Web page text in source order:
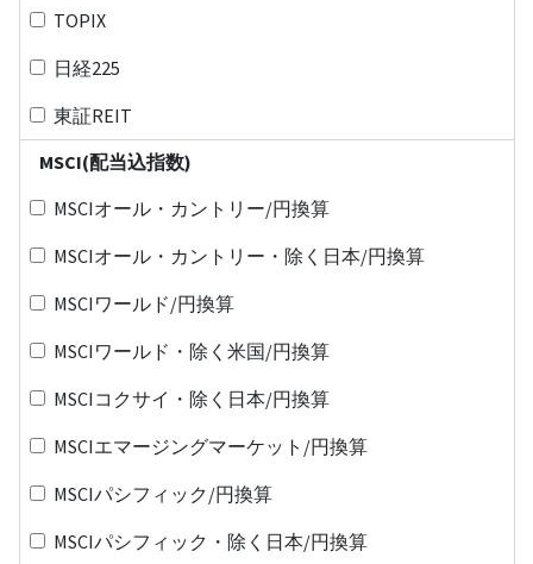
TOPIX
日経225
東証REIT
MSCI(配当込指数)
MSCIオール・カントリー/円換算
MSCIオール・カントリー・除く日本/円換算
MSCIワールド/円換算
MSCIワールド・除く米国/円換算
MSCIコクサイ・除く日本/円換算
MSCIエマージングマーケット/円換算
MSCIパシフィック/円換算
MSCIパシフィック・除く日本/円換算